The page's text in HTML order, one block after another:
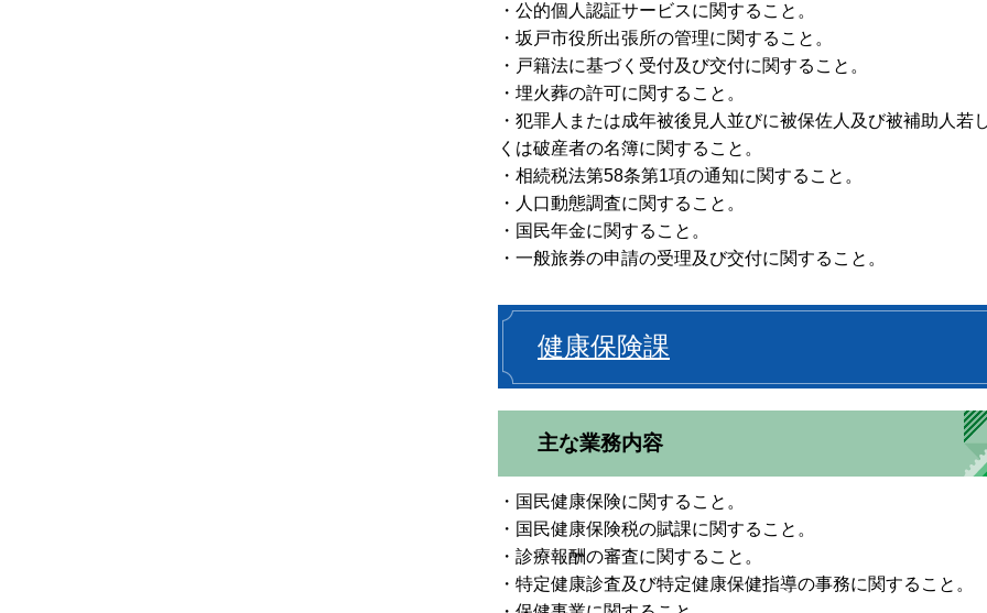
・公的個人認証サービスに関すること。
・坂戸市役所出張所の管理に関すること。
・戸籍法に基づく受付及び交付に関すること。
・埋火葬の許可に関すること。
・犯罪人または成年被後見人並びに被保佐人及び被補助人若
くは破産者の名簿に関すること。
・相続税法第58条第1項の通知に関すること。
・人口動態調査に関すること。
・国民年金に関すること。
・一般旅券の申請の受理及び交付に関すること。
健康保険課
主な業務内容
・国民健康保険に関すること。
・国民健康保険税の賦課に関すること。
・診療報酬の審査に関すること。
・特定健康診査及び特定健康保健指導の事務に関すること。